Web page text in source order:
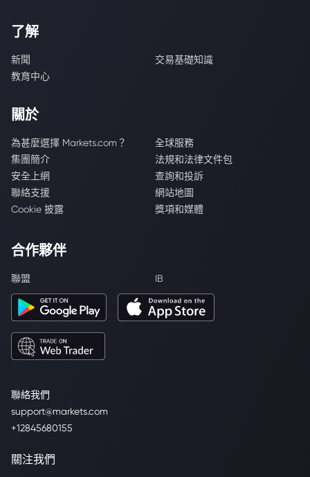
聯絡我們
support@markets.com
+12845680155
了解
新聞
交易基礎知識
教育中心
關於
為甚麼選擇 Markets.com？
全球服務
集團簡介
法規和法律文件包
安全上網
查詢和投訴
聯絡支援
網站地圖
Cookie 披露
獎項和媒體
合作夥伴
聯盟 IB
關注我們